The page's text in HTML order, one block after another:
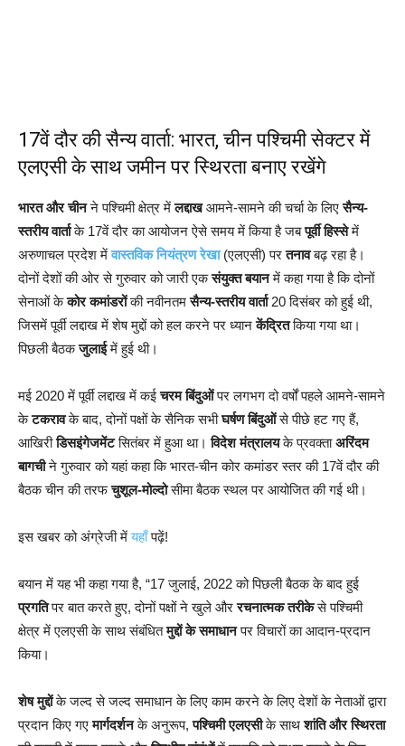
17वें दौर की सैन्य वार्ता: भारत, चीन पश्चिमी सेक्टर में
एलएसी के साथ जमीन पर स्थिरता बनाए रखेंगे
भारत और चीनने पश्चिमी क्षेत्र मेंलद्दाखआमने-सामने की चर्चा के लिएसैन्य-
स्तरीय वार्ताके 17वें दौर का आयोजन ऐसे समय में किया है जबपूर्वी हिस्सेमें
अरुणाचल प्रदेश मेंवास्तविक नियंत्रण रेखा(एलएसी) परतनावबढ़ रहा है।
दोनों देशों की ओर से गुरुवार को जारी एकसंयुक्त बयानमें कहा गया है कि दोनों
सेनाओं केकोर कमांडरोंकी नवीनतमसैन्य-स्तरीय वार्ता20 दिसंबर को हुई थी,
जिसमें पूर्वी लद्दाख में शेष मुद्दों को हल करने पर ध्यानकेंद्रितकिया गया था।
पिछली बैठकजुलाईमें हुई थी।
मई 2020 में पूर्वी लद्दाख में कईचरम बिंदुओंपर लगभग दो वर्षों पहले आमने-सामने
केटकरावके बाद, दोनों पक्षों के सैनिक सभीघर्षण बिंदुओंसे पीछे हट गए हैं,
आखिरीडिसइंगेजमेंटसितंबर में हुआ था।विदेश मंत्रालयके प्रवक्ताअरिंदम
बागचीने गुरुवार को यहां कहा कि भारत-चीन कोर कमांडर स्तर की 17वें दौर की
बैठक चीन की तरफचुशूल-मोल्दोसीमा बैठक स्थल पर आयोजित की गई थी।
इस खबर को अंग्रेजी मेंयहाँपढ़ें!
बयान में यह भी कहा गया है, “17 जुलाई, 2022 को पिछली बैठक के बाद हुई
प्रगतिपर बात करते हुए, दोनों पक्षों ने खुले औररचनात्मक तरीकेसे पश्चिमी
क्षेत्र में एलएसी के साथ संबंधितमुद्दों के समाधानपर विचारों का आदान-प्रदान
किया।
शेष मुद्दोंके जल्द से जल्द समाधान के लिए काम करने के लिए देशों के नेताओं द्वारा
प्रदान किए गएमार्गदर्शनके अनुरूप,पश्चिमी एलएसीके साथशांति और स्थिरता